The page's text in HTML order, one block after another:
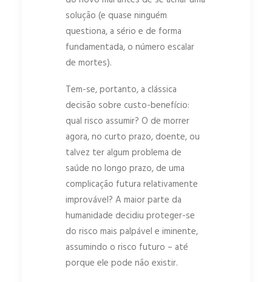
solução (e quase ninguém
questiona, a sério e de forma
fundamentada, o número escalar
de mortes).
Tem-se, portanto, a clássica
decisão sobre custo-benefício:
qual risco assumir? O de morrer
agora, no curto prazo, doente, ou
talvez ter algum problema de
saúde no longo prazo, de uma
complicação futura relativamente
improvável? A maior parte da
humanidade decidiu proteger-se
do risco mais palpável e iminente,
assumindo o risco futuro – até
porque ele pode não existir.